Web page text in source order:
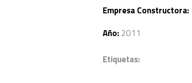
Empresa Constructora:
Año:2011
Etiquetas: